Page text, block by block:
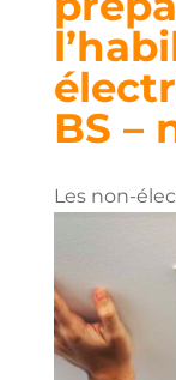
BS –
Les non-